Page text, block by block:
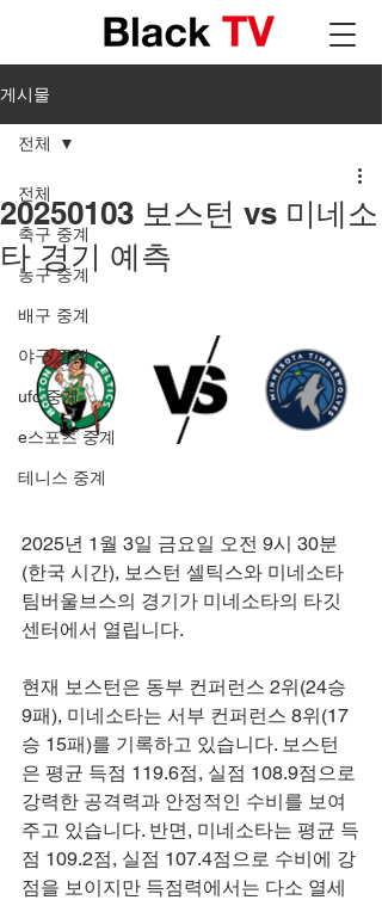
게시물
전체
축구 중계
농구 중계
배구 중계
야구 중계
ufc 중계
e스포츠 중계
테니스 중계
전체
20250103 보스턴 vs 미네소
타 경기 예측
2025년 1월 3일 금요일 오전 9시 30분
(한국 시간), 보스턴 셀틱스와 미네소타
팀버울브스의 경기가 미네소타의 타깃
센터에서 열립니다.
현재 보스턴은 동부 컨퍼런스 2위(24승
9패), 미네소타는 서부 컨퍼런스 8위(17
승 15패)를 기록하고 있습니다. 보스턴
은 평균 득점 119.6점, 실점 108.9점으로
강력한 공격력과 안정적인 수비를 보여
주고 있습니다. 반면, 미네소타는 평균 득
점 109.2점, 실점 107.4점으로 수비에 강
점을 보이지만 득점력에서는 다소 열세